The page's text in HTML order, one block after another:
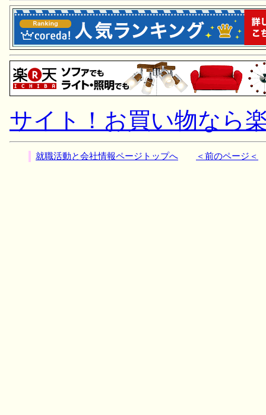
サイト！お買い物なら
就職活動と会社情報ページトップへ ＜前のページ＜